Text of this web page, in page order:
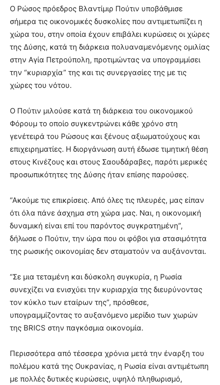
Ο Ρώσος πρόεδρος Βλαντίμιρ Πούτιν υποβάθμισε
σήμερα τις οικονομικές δυσκολίες που αντιμετωπίζει η
χώρα του, στην οποία έχουν επιβάλει κυρώσεις οι χώρες
της Δύσης, κατά τη διάρκεια πολυαναμενόμενης ομιλίας
στην Αγία Πετρούπολη, προτιμώντας να υπογραμμίσει
την “κυριαρχία” της και τις συνεργασίες της με τις
χώρες του νότου.
Ο Πούτιν μιλούσε κατά τη διάρκεια του οικονομικού
Φόρουμ το οποίο συγκεντρώνει κάθε χρόνο στη
γενέτειρά του Ρώσους και ξένους αξιωματούχους και
επιχειρηματίες. Η διοργάνωση αυτή έδωσε τιμητική θέση
στους Κινέζους και στους Σαουδάραβες, παρότι μερικές
προσωπικότητες της Δύσης ήταν επίσης παρούσες.
“Ακούμε τις επικρίσεις. Από όλες τις πλευρές, μας είπαν
ότι όλα πάνε άσχημα στη χώρα μας. Ναι, η οικονομική
δυναμική είναι επί του παρόντος συγκρατημένη”,
δήλωσε ο Πούτιν, την ώρα που οι φόβοι για στασιμότητα
της ρωσικής οικονομίας δεν σταματούν να αυξάνονται.
“Σε μια τεταμένη και δύσκολη συγκυρία, η Ρωσία
συνεχίζει να ενισχύει την κυριαρχία της διευρύνοντας
τον κύκλο των εταίρων της”, πρόσθεσε,
υπογραμμίζοντας το αυξανόμενο μερίδιο των χωρών
της BRICS στην παγκόσμια οικονομία.
Περισσότερα από τέσσερα χρόνια μετά την έναρξη του
πολέμου κατά της Ουκρανίας, η Ρωσία είναι αντιμέτωπη
με πολλές δυτικές κυρώσεις, υψηλό πληθωρισμό,